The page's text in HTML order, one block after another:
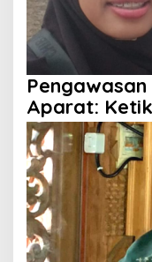
Aparat:
dengan